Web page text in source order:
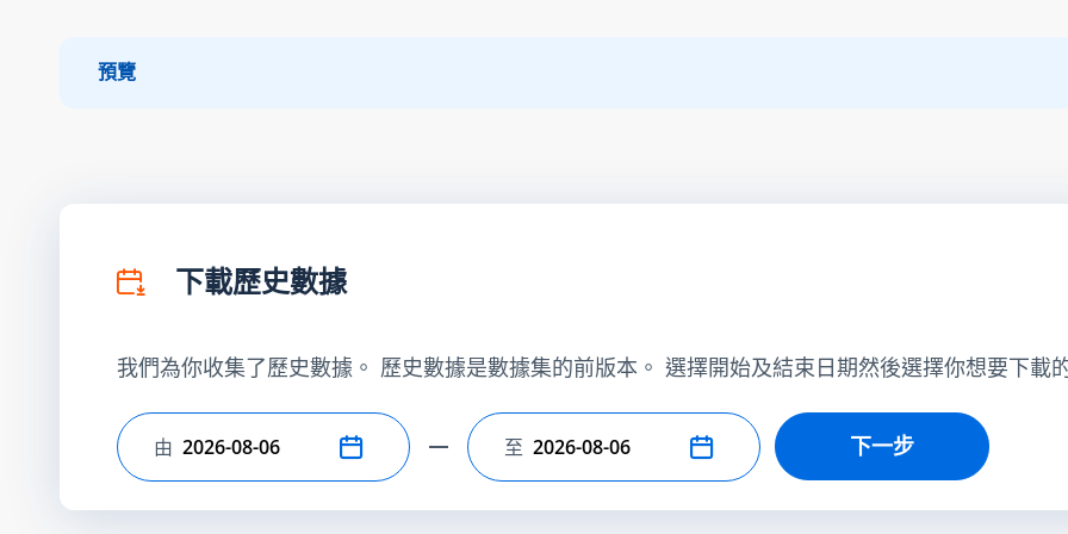
預覽
下載歷史數據
我們為你收集了歷史數據。 歷史數據是數據集的前版本。 選擇開始及結束日期然後選擇你想要下載
選擇開始日期
由 選擇結束日期
至 下一步